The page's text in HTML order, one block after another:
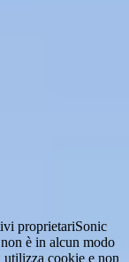
proprietariSonic
è in alcun modo
utilizza cookie e non